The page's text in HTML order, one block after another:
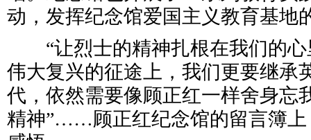
动，发挥纪念馆爱国主义教育基地
“让烈士的精神扎根在我们的心
伟大复兴的征途上，我们更要继承
代，依然需要像顾正红一样舍身忘
精神”……顾正红纪念馆的留言簿上